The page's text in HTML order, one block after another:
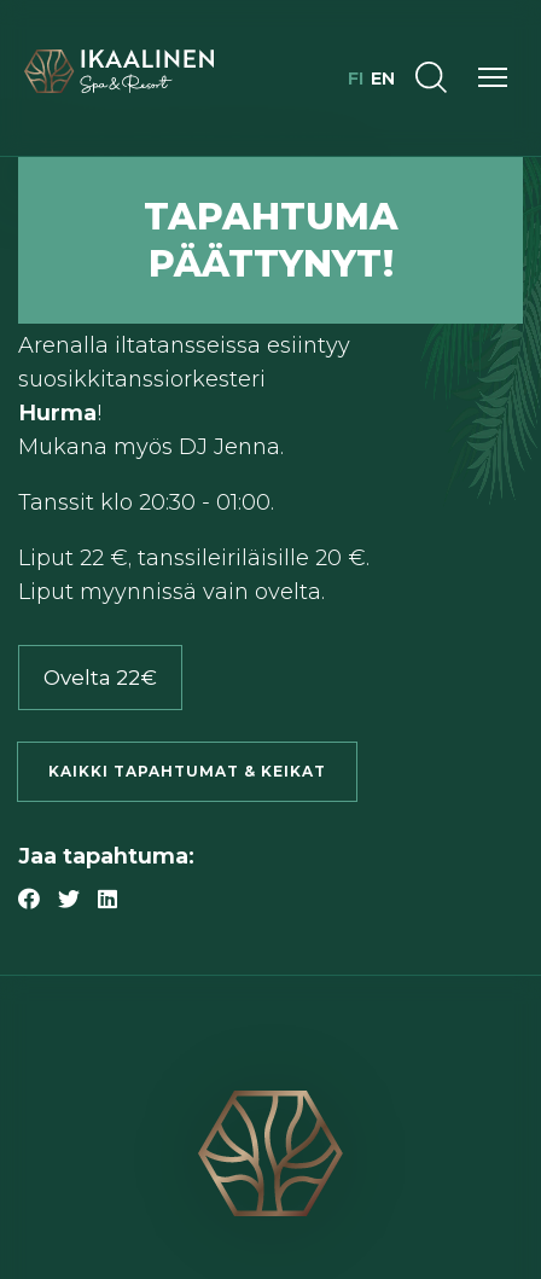
FI EN
TAPAHTUMA
PÄÄTTYNYT!
IKAALINEN SPA ARENA | ESITYS ALKAA: 20:30
HURMA
Arenalla iltatansseissa esiintyy
suosikkitanssiorkesteri ​​​​​​
Hurma!
Mukana myös DJ Jenna.
Tanssit klo 20:30 - 01:00.
Liput 22 €, tanssileiriläisille 20 €.
Liput myynnissä vain ovelta.
Ovelta 22€
KAIKKI TAPAHTUMAT & KEIKAT
Jaa tapahtuma: